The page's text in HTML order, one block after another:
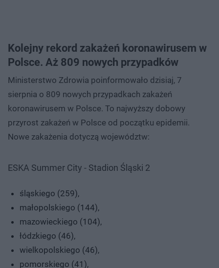
Kolejny rekord zakażeń koronawirusem w
Polsce. Aż 809 nowych przypadków
Ministerstwo Zdrowia poinformowało dzisiaj, 7
sierpnia o 809 nowych przypadkach zakażeń
koronawirusem w Polsce. To najwyższy dobowy
przyrost zakażeń w Polsce od początku epidemii.
Nowe zakażenia dotyczą województw:
ESKA Summer City - Stadion Śląski 2
śląskiego (259),
małopolskiego (144),
mazowieckiego (104),
łódzkiego (46),
wielkopolskiego (46),
pomorskiego (41),